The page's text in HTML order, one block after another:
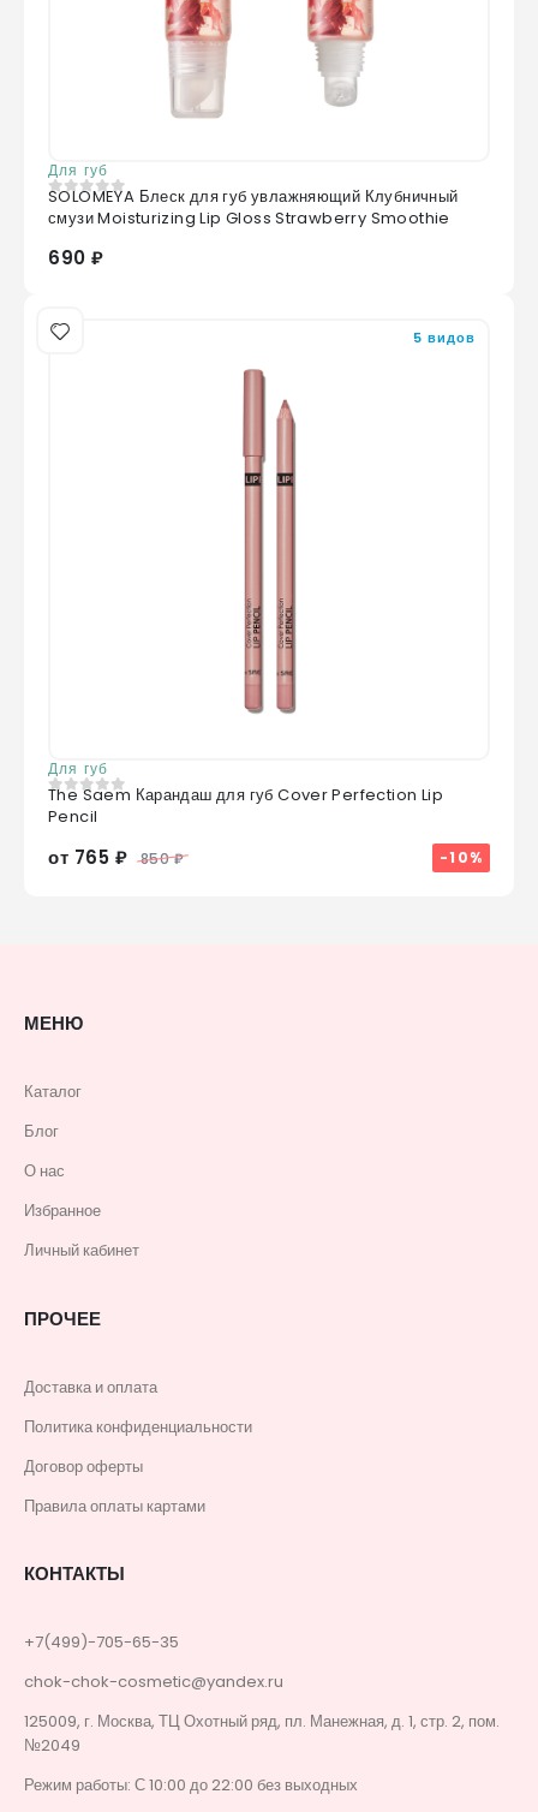
Для губ
0 из 5
SOLOMEYA Блеск для губ увлажняющий Клубничный
смузи Moisturizing Lip Gloss Strawberry Smoothie
690 ₽
5 видов
Для губ
0из 5
The Saem Карандаш для губ Cover Perfection Lip
Pencil
от 765 ₽ 850 ₽ -10%
МЕНЮ
Каталог
Блог
О нас
Избранное
Личный кабинет
ПРОЧЕЕ
Доставка и оплата
Политика конфиденциальности
Договор оферты
Правила оплаты картами
КОНТАКТЫ
+7(499)-705-65-35
chok-chok-cosmetic@yandex.ru
125009, г. Москва, ТЦ Охотный ряд, пл. Манежная, д. 1, стр. 2, пом.
№2049
Режим работы: С 10:00 до 22:00 без выходных